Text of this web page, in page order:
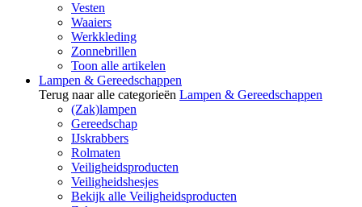
Vesten
Waaiers
Werkkleding
Zonnebrillen
Toon alle artikelen
Lampen & Gereedschappen
Terug naar alle categorieën Lampen & Gereedschappen
(Zak)lampen
Gereedschap
IJskrabbers
Rolmaten
Veiligheidsproducten
Veiligheidshesjes
Bekijk alle Veiligheidsproducten